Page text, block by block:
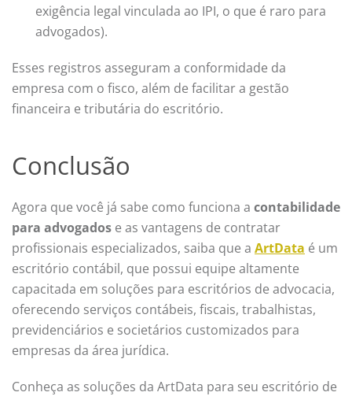
exigência legal vinculada ao IPI, o que é raro para
advogados).
Esses registros asseguram a conformidade da
empresa com o fisco, além de facilitar a gestão
financeira e tributária do escritório.
Conclusão
Agora que você já sabe como funciona a contabilidade
para advogados e as vantagens de contratar
profissionais especializados, saiba que a ArtData é um
escritório contábil, que possui equipe altamente
capacitada em soluções para escritórios de advocacia,
oferecendo serviços contábeis, fiscais, trabalhistas,
previdenciários e societários customizados para
empresas da área jurídica.
Conheça as soluções da ArtData para seu escritório de